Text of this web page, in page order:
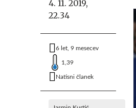
4. 11. 2019,
22.34
6 let, 9 mesecev
1,39
Natisni članek